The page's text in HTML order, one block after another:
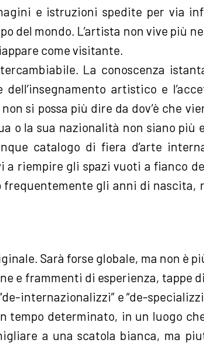
e istruzioni spedite per via
del mondo. L’artista non vive più
come visitante.
La conoscenza
artistico e
si possa più dire da dov’è che
o la sua nazionalità non siano più
catalogo di fiera d’arte
a riempire gli spazi vuoti a fianco
gli anni di nascita,
Sarà forse globale, ma non è
e frammenti di esperienza, tappe
internazionalizzi” e “de-
tempo determinato, in un luogo
a una scatola bianca, ma